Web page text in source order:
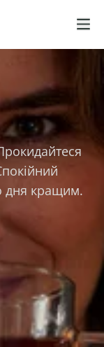
дня кращим.